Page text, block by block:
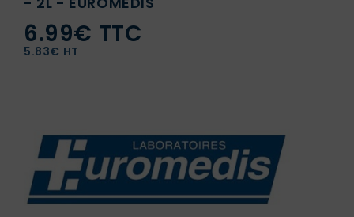
6.99€ TTC
5.83€ HT